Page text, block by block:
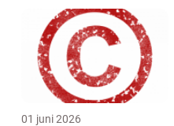
01 juni 2026